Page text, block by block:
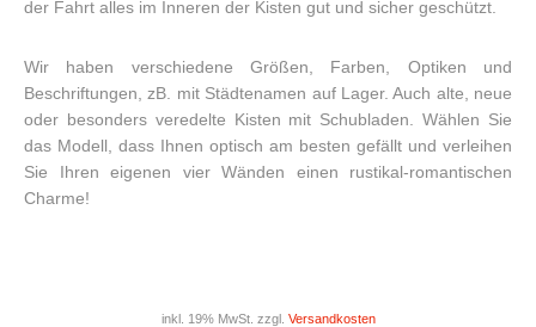
der Fahrt alles im Inneren der Kisten gut und sicher geschützt.
Wir haben verschiedene Größen, Farben, Optiken und
Beschriftungen, zB. mit Städtenamen auf Lager. Auch alte, neue
oder besonders veredelte Kisten mit Schubladen. Wählen Sie
das Modell, dass Ihnen optisch am besten gefällt und verleihen
Sie Ihren eigenen vier Wänden einen rustikal-romantischen
Charme!
inkl. 19% MwSt. zzgl. Versandkosten